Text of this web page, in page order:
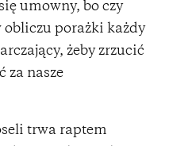
umowny, bo czy
obliczu porażki każdy
żeby zrzucić
za nasze
trwa raptem